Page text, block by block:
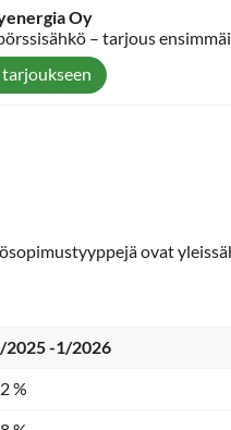
Oy
– tarjous
ovat
2025 -1/2026
%